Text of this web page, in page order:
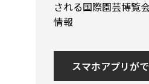
される国際園芸博覧
情報
スマホアプリが